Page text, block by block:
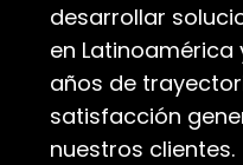
desarrollar
en Latinoamérica
años de
satisfacción
nuestros clientes.